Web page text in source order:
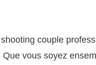
couple
vous soyez